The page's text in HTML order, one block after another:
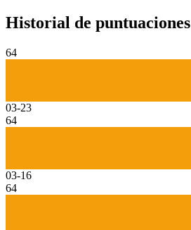
Historial de puntuaciones
64
03-23
64
03-16
64